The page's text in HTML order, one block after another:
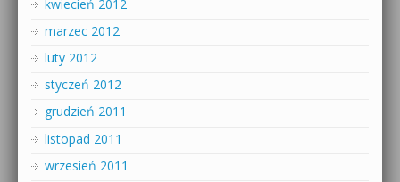
kwiecień 2012
marzec 2012
luty 2012
styczeń 2012
grudzień 2011
listopad 2011
wrzesień 2011